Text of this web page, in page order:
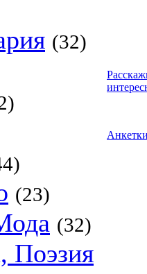
(32)
(23)
(32)
Поэзия